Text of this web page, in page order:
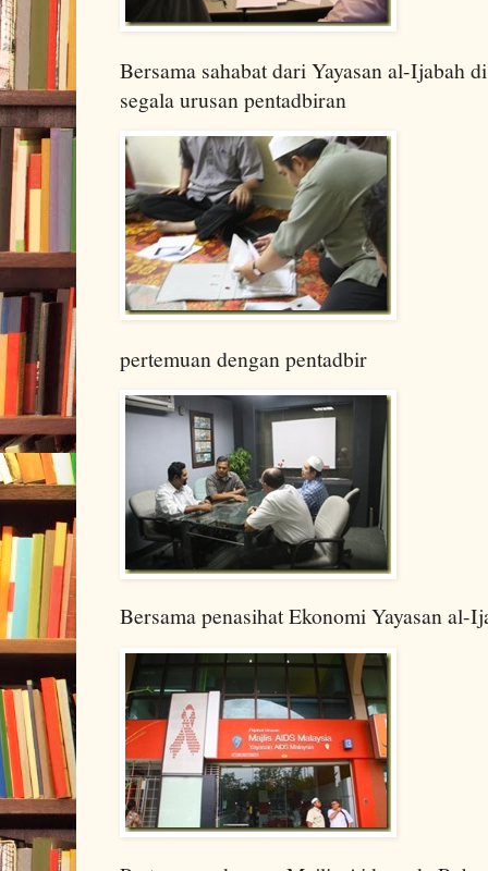
Bersama sahabat dari Yayasan al-Ijabah
segala urusan pentadbiran
pertemuan dengan pentadbir
Bersama penasihat Ekonomi Yayasan al-